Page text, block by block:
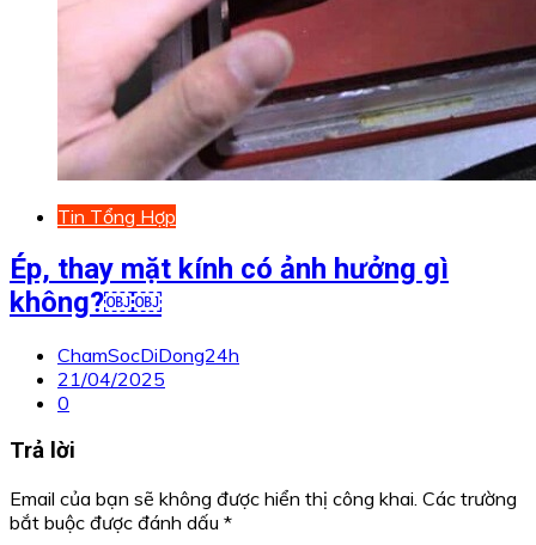
Tin Tổng Hợp
Ép, thay mặt kính có ảnh hưởng gì
không?￼￼
ChamSocDiDong24h
21/04/2025
0
Trả lời
Email của bạn sẽ không được hiển thị công khai. Các trường
bắt buộc được đánh dấu *